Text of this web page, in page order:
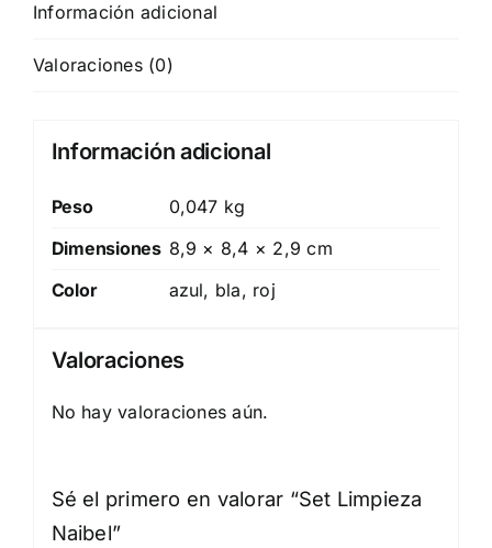
Información adicional
Valoraciones (0)
Información adicional
Peso
0,047 kg
Dimensiones 8,9 × 8,4 × 2,9 cm
Color
azul, bla, roj
Valoraciones
No hay valoraciones aún.
Sé el primero en valorar “Set Limpieza
Naibel”